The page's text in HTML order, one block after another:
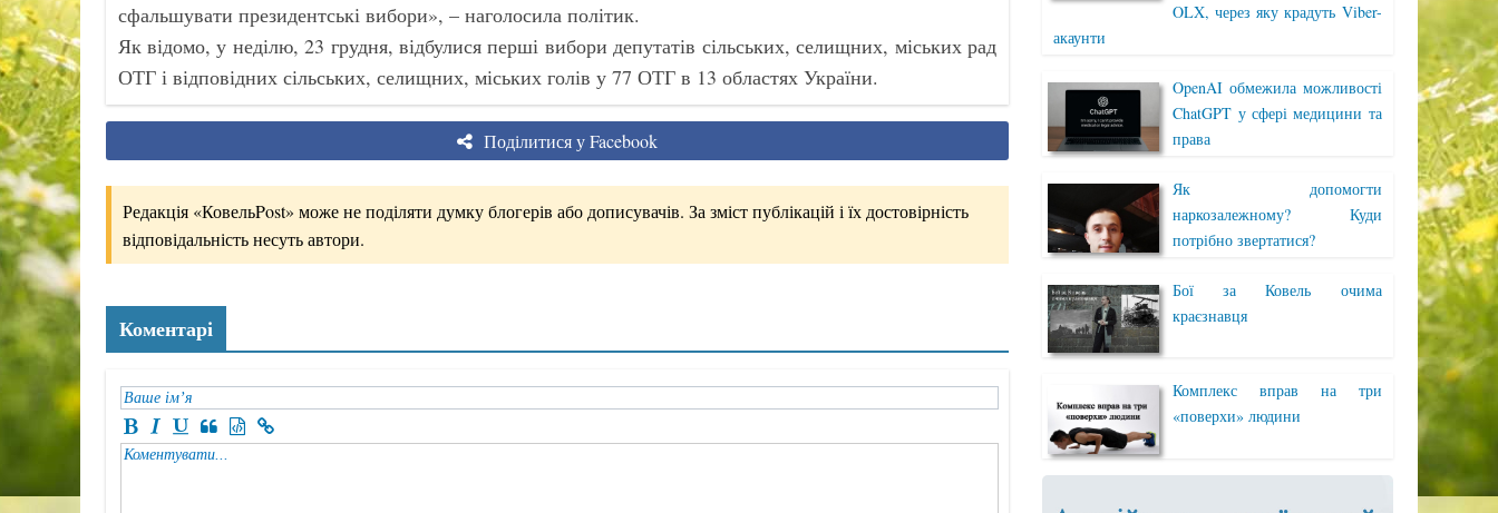
сфальшувати президентські вибори», – наголосила політик.
Як відомо, у неділю, 23 грудня, відбулися перші вибори депутатів сільських, селищних, міських рад
ОТГ і відповідних сільських, селищних, міських голів у 77 ОТГ в 13 областях України.
Поділитися у Facebook
Редакція «КовельPost» може не поділяти думку блогерів або дописувачів. За зміст публікацій і їх достовірність
відповідальність несуть автори.
Коментарі
OLX, через яку крадуть Viber-
акаунти
OpenAI обмежила можливості
ChatGPT у сфері медицини та
права
Як допомогти
наркозалежному? Куди
потрібно звертатися?
Бої за Ковель очима
краєзнавця
Комплекс вправ на три
«поверхи» людини